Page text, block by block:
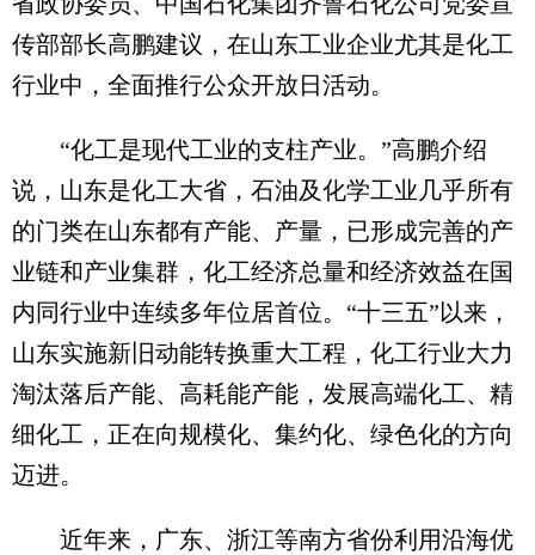
传部部长高鹏建议，在山东工业企业尤其是化工
行业中，全面推行公众开放日活动。
“化工是现代工业的支柱产业。”高鹏介绍
说，山东是化工大省，石油及化学工业几乎所有
的门类在山东都有产能、产量，已形成完善的产
业链和产业集群，化工经济总量和经济效益在国
内同行业中连续多年位居首位。“十三五”以来，
山东实施新旧动能转换重大工程，化工行业大力
淘汰落后产能、高耗能产能，发展高端化工、精
细化工，正在向规模化、集约化、绿色化的方向
迈进。
近年来，广东、浙江等南方省份利用沿海优